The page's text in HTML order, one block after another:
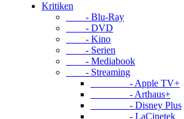
Kritiken
- Blu-Ray
- DVD
- Kino
- Serien
- Mediabook
- Streaming
- Apple TV+
- Arthaus+
- Disney Plus
- LaCinetek